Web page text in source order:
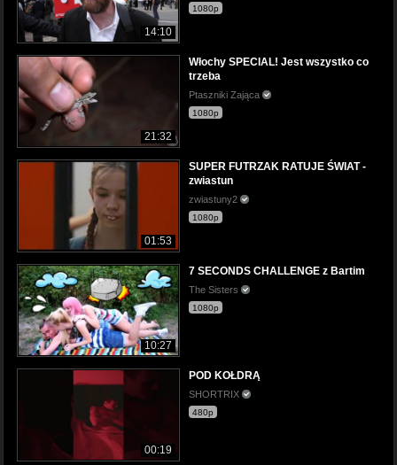
14:10
1080p
21:32
Włochy SPECIAL! Jest wszystko co
trzeba
Ptaszniki Zająca
1080p
01:53
SUPER FUTRZAK RATUJE ŚWIAT -
zwiastun
zwiastuny2
1080p
10:27
7 SECONDS CHALLENGE z Bartim
The Sisters
1080p
00:19
POD KOŁDRĄ
SHORTRIX
480p